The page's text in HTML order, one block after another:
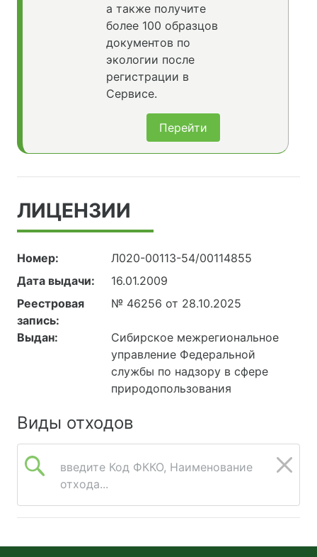
а также получите
более 100 образцов
документов по
экологии после
регистрации в
Сервисе.
Перейти
ЛИЦЕНЗИИ
Номер:
Л020-00113-54/00114855
Дата выдачи:
16.01.2009
Реестровая
запись:
№ 46256 от 28.10.2025
Выдан:
Сибирское межрегиональное
управление Федеральной
службы по надзору в сфере
природопользования
Виды отходов
введите Код ФККО, Наименование
отхода...